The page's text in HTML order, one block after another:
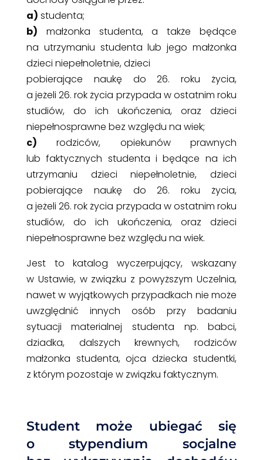
a) studenta;
b)
małżonka studenta, a także będące
na utrzymaniu studenta lub jego małżonka
dzieci niepełnoletnie, dzieci
pobierające naukę do 26. roku życia,
a jeżeli 26. rok życia przypada w ostatnim roku
studiów, do ich ukończenia, oraz dzieci
niepełnosprawne bez względu na wiek;
c)
rodziców, opiekunów prawnych
lub faktycznych studenta i będące na ich
utrzymaniu dzieci niepełnoletnie, dzieci
pobierające naukę do 26. roku życia,
a jeżeli 26. rok życia przypada w ostatnim roku
studiów, do ich ukończenia, oraz dzieci
niepełnosprawne bez względu na wiek.
Jest to katalog wyczerpujący, wskazany
w Ustawie, w związku z powyższym Uczelnia,
nawet w wyjątkowych przypadkach nie może
uwzględnić innych osób przy badaniu
sytuacji materialnej studenta np. babci,
dziadka, dalszych krewnych, rodziców
małżonka studenta, ojca dziecka studentki,
z którym pozostaje w związku faktycznym.
Student może ubiegać się
o stypendium socjalne